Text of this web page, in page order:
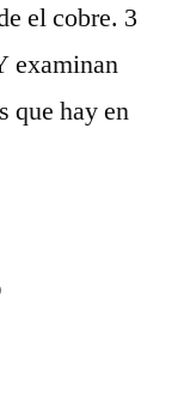
el cobre. 3
examinan
que hay en